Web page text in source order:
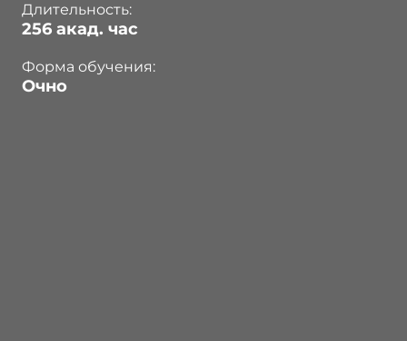
Длительность:
256 акад. час
Форма обучения:
Очно